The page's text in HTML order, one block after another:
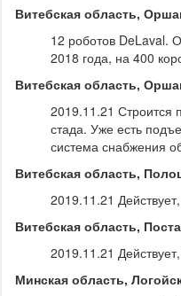
Витебская область,
12 роботов DeLaval.
2018 года, на 400
Витебская область,
2019.11.21 Строится
стада. Уже есть
система снабжения
Витебская область,
2019.11.21
Витебская область,
2019.11.21
Минская область,